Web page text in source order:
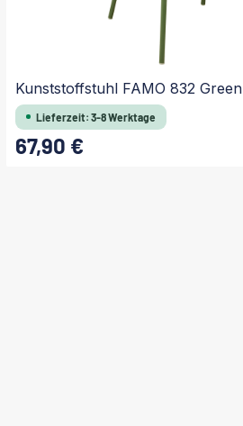
Kunststoffstuhl FAMO 832 Green
Lieferzeit: 3-8 Werktage
Regulärer Preis:
67,90 €